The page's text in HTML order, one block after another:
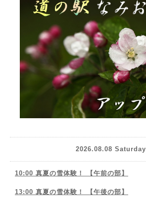
2026.08.08 Saturday
10:00 真夏の雪体験！ 【午前の部】
13:00 真夏の雪体験！ 【午後の部】